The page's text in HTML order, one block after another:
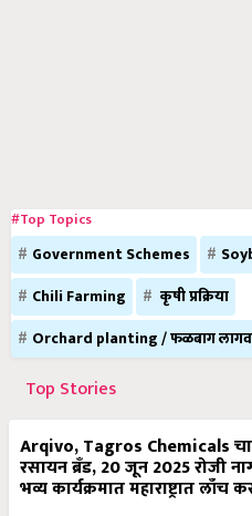
#Top Topics
Government Schemes
Chili Farming
कृषी प्रक्रिया
Orchard planting / फळबाग
Top Stories
Arqivo, Tagros Chemicals
रसायन ब्रँड, 20 जून 2025 रोजी
भव्य कार्यक्रमात महाराष्ट्रात